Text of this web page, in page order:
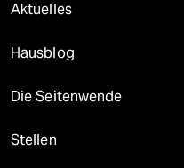
Aktuelles
Hausblog
Die Seitenwende
Stellen